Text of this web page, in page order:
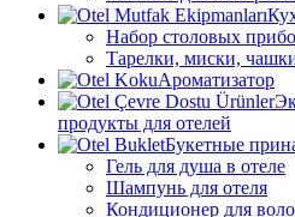
Набор столовых
Тарелки, миски,
Ароматизатор
продукты для отелей
Букетные
Гель для душа в отеле
Шампунь для отеля
Кондиционер для